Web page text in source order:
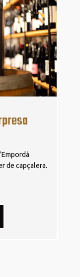
de capçalera.